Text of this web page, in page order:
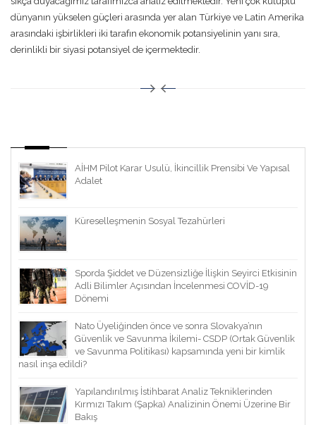
dünyanın yükselen güçleri arasında yer alan Türkiye ve Latin Amerika
arasındaki işbirlikleri iki tarafın ekonomik potansiyelinin yanı sıra,
derinlikli bir siyasi potansiyel de içermektedir.
AİHM Pilot Karar Usulü, İkincillik Prensibi Ve Yapısal
Adalet
Küreselleşmenin Sosyal Tezahürleri
Sporda Şiddet ve Düzensizliğe İlişkin Seyirci Etkisinin
Adli Bilimler Açısından İncelenmesi COVİD-19
Dönemi
Nato Üyeliğinden önce ve sonra Slovakya’nın
Güvenlik ve Savunma İkilemi- CSDP (Ortak Güvenlik
ve Savunma Politikası) kapsamında yeni bir kimlik
nasıl inşa edildi?
Yapılandırılmış İstihbarat Analiz Tekniklerinden
Kırmızı Takım (Şapka) Analizinin Önemi Üzerine Bir
Bakış